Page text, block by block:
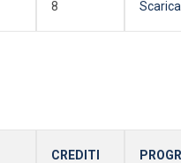
8 Scarica
CREDITI